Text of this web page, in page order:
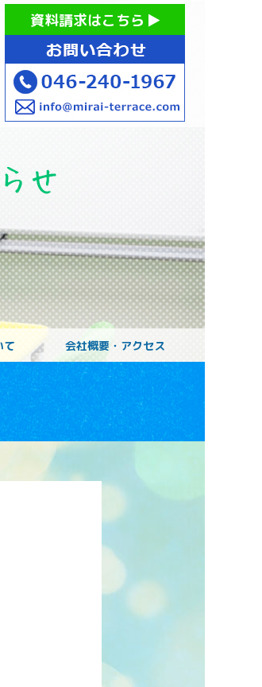
労支援 ミライてらす大和｜就労移行｜就
資料請求はこちら
て 会社概要・アクセス